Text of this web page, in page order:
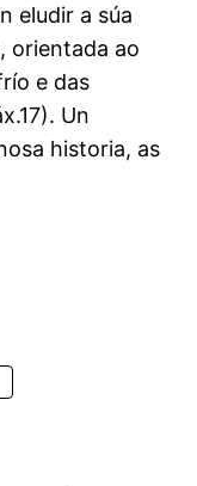
eludir a súa
orientada ao
e das
Un
historia, as